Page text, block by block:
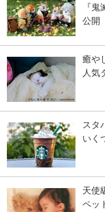
『
公開
癒や
人気
スタ
いく
天使
ペッ